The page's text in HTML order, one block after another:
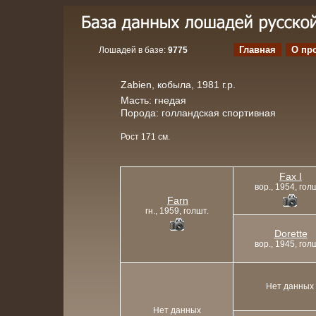
Лошадей в базе: 9775 Главная О
Zabien, кобыла, 1981 г.р.
Масть: гнедая
Порода: голландская спортивная
Рост 171 см.
Farn
гн., 1959, голшт.
Fax I
вор., 1954,
Dorette
вор., 1945,
Нет данных
Нет данных